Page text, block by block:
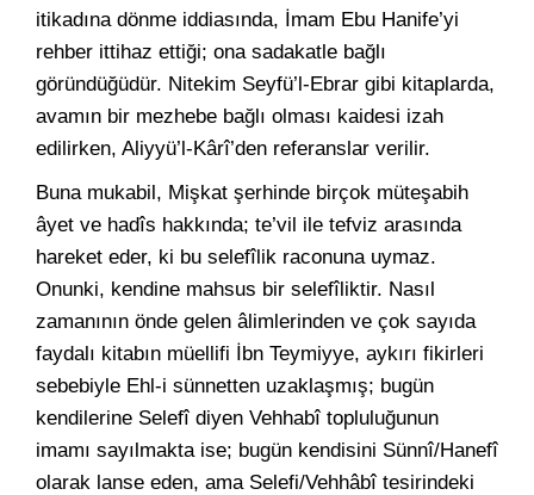
itikadına dönme iddiasında, İmam Ebu Hanife’yi
rehber ittihaz ettiği; ona sadakatle bağlı
göründüğüdür. Nitekim Seyfü’l-Ebrar gibi kitaplarda,
avamın bir mezhebe bağlı olması kaidesi izah
edilirken, Aliyyü’l-Kârî’den referanslar verilir.
Buna mukabil, Mişkat şerhinde birçok müteşabih
âyet ve hadîs hakkında; te’vil ile tefviz arasında
hareket eder, ki bu selefîlik raconuna uymaz.
Onunki, kendine mahsus bir selefîliktir. Nasıl
zamanının önde gelen âlimlerinden ve çok sayıda
faydalı kitabın müellifi İbn Teymiyye, aykırı fikirleri
sebebiyle Ehl-i sünnetten uzaklaşmış; bugün
kendilerine Selefî diyen Vehhabî topluluğunun
imamı sayılmakta ise; bugün kendisini Sünnî/Hanefî
olarak lanse eden, ama Selefi/Vehhâbî tesirindeki